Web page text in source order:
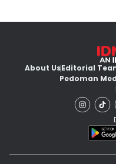
About UsEditorial
Pedoman